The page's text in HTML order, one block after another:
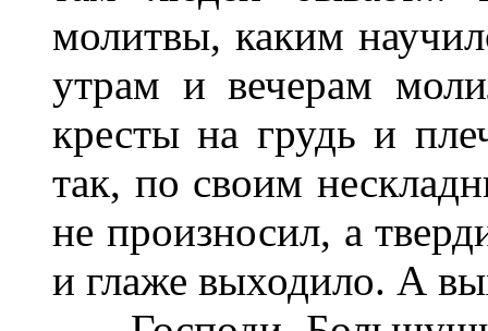
молитвы, каким
утрам и вечерам
кресты на грудь и
так, по своим
не произносил, а
и глаже выходило. А